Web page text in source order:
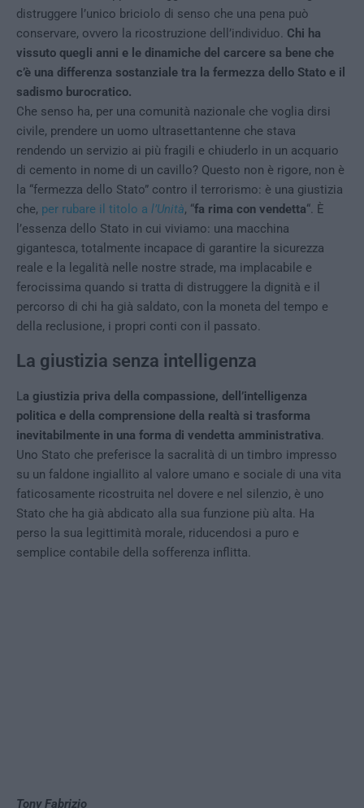
distruggere l’unico briciolo di senso che una pena può
conservare, ovvero la ricostruzione dell’individuo. Chi ha
vissuto quegli anni e le dinamiche del carcere sa bene che
c’è una differenza sostanziale tra la fermezza dello Stato e il
sadismo burocratico.
Che senso ha, per una comunità nazionale che voglia dirsi
civile, prendere un uomo ultrasettantenne che stava
rendendo un servizio ai più fragili e chiuderlo in un acquario
di cemento in nome di un cavillo? Questo non è rigore, non è
la “fermezza dello Stato” contro il terrorismo: è una giustizia
che, per rubare il titolo a l’Unità, “fa rima con vendetta“. È
l’essenza dello Stato in cui viviamo: una macchina
gigantesca, totalmente incapace di garantire la sicurezza
reale e la legalità nelle nostre strade, ma implacabile e
ferocissima quando si tratta di distruggere la dignità e il
percorso di chi ha già saldato, con la moneta del tempo e
della reclusione, i propri conti con il passato.
La giustizia senza intelligenza
La giustizia priva della compassione, dell’intelligenza
politica e della comprensione della realtà si trasforma
inevitabilmente in una forma di vendetta amministrativa.
Uno Stato che preferisce la sacralità di un timbro impresso
su un faldone ingiallito al valore umano e sociale di una vita
faticosamente ricostruita nel dovere e nel silenzio, è uno
Stato che ha già abdicato alla sua funzione più alta. Ha
perso la sua legittimità morale, riducendosi a puro e
semplice contabile della sofferenza inflitta.
Tony Fabrizio